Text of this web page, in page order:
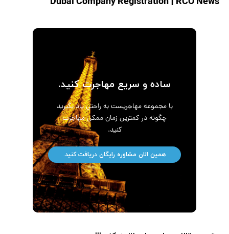
ساده و سریع مهاجرت کنید.
با مجموعه مهاجریست به راحتی یاد بگیرید
چگونه در کمترین زمان ممکن مهاجرت
کنید.
همین الان مشاوره رایگان دریافت کنید.